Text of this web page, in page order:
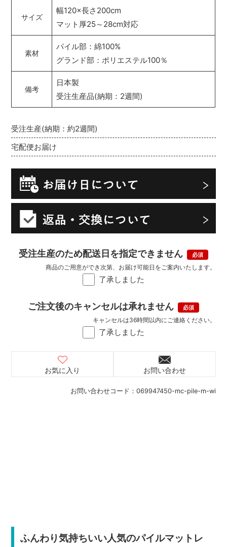
お問い合わせコード： 069947450-mc-pile-m-wi
受注生産(納期：約2週間)
宅配便お届け
受注生産のため配送日を指定できません
了承しました
商品のご用意ができ次第、お届け可能日をご案内いたします。
ご注文後のキャンセルは承れません
了承しました
キャンセルは36時間以内にご連絡ください。
お気に入り お問い合わせ
ふんわり気持ちいい人気のパイルマットレ
サイズ
幅120×長さ200cm
マット厚25～28cm対応
素材
パイル部：綿100%
グランド部：ポリエステル100％
備考
日本製
受注生産品(納期：2週間)